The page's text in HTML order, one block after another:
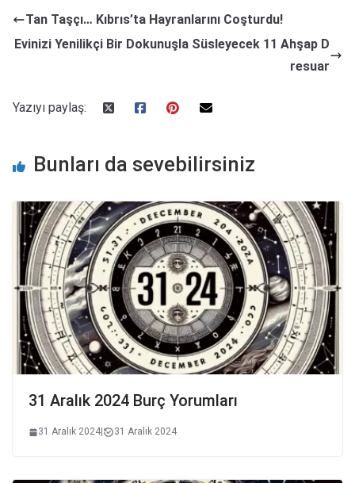
Tan Taşçı… Kıbrıs’ta Hayranlarını Coşturdu!
Evinizi Yenilikçi Bir Dokunuşla Süsleyecek 11 Ahşap D
resuar
Yazıyı paylaş:
Bunları da sevebilirsiniz
31 Aralık 2024 Burç Yorumları
31 Aralık 2024 31 Aralık 2024